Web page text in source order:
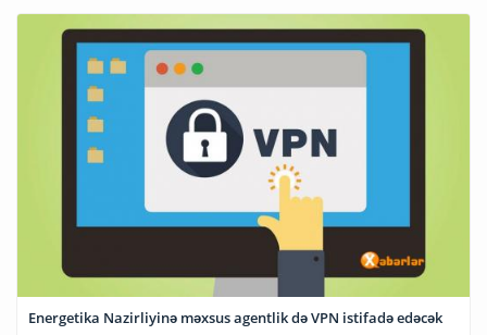
Energetika Nazirliyinə məxsus agentlik də VPN istifadə edəcək